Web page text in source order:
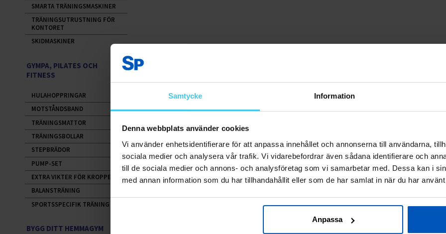
Samtycke Information
Denna webbplats använder cookies
Vi använder enhetsidentifierare för att anpassa innehållet och annonserna till användarna,
sociala medier och analysera vår trafik. Vi vidarebefordrar även sådana identifierare och
till de sociala medier och annons- och analysföretag som vi samarbetar med. Dessa kan i
med annan information som du har tillhandahållit eller som de har samlat in när du har
Anpassa
SMARTA TRÄNINGSMASKINER
TRÄNINGSUTRUSTNING FÖR
KONTORET
SKIDMASKINER
GYMPA, PILATES OCH
FITNESS
HULAHOPPRINGAR
MOTSTÅNDSBAND
TRÄNINGSMATTOR
TRÄNINGSBOLLAR
STEPBRÄDOR
PUMP-SET
EXTRA VIKTER FÖR KROPPEN
BALANSTRÄNING
SPORTSSPECIFIK TRÄNING
BYGG DITT HEMMAGYM